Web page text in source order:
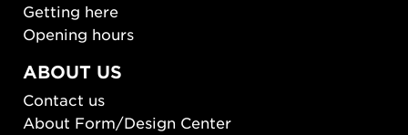
Getting here
Opening hours
ABOUT US
Contact us
About Form/Design Center